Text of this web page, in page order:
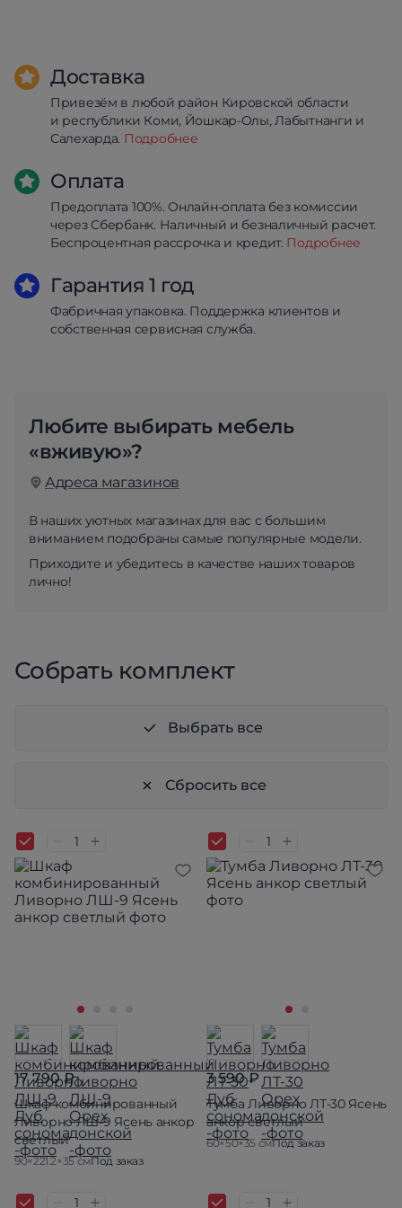
Доставка
Привезём в любой район Кировской области
и республики Коми, Йошкар-Олы, Лабытнанги и
Салехарда. Подробнее
Оплата
Предоплата 100%. Онлайн-оплата без комиссии
через Сбербанк. Наличный и безналичный расчет.
Беспроцентная рассрочка и кредит. Подробнее
Гарантия 1 год
Фабричная упаковка. Поддержка клиентов и
собственная сервисная служба.
Любите выбирать мебель
«вживую»?
Адреса магазинов
В наших уютных магазинах для вас с большим
вниманием подобраны самые популярные модели.
Приходите и убедитесь в качестве наших товаров
лично!
Собрать комплект
Выбрать все
Сбросить все
17 790 ₽
Шкаф комбинированный
Ливорно ЛШ-9 Ясень анкор
светлый
90×221.2×35 смПод заказ
3 590 ₽
Тумба Ливорно ЛТ-30 Ясень
анкор светлый
60×50×35 смПод заказ